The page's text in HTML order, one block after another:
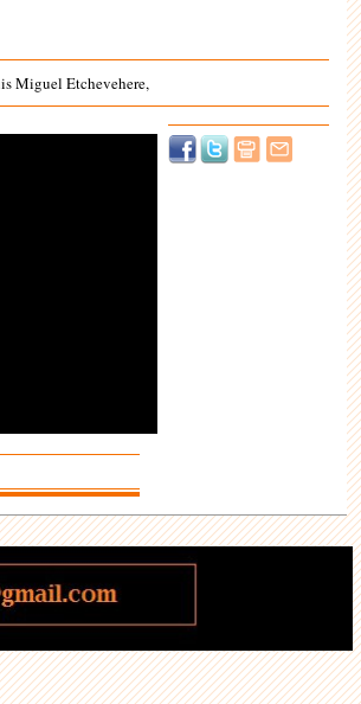
Miguel Etchevehere,
Carrera:
estabilizar
hay
el plan de
bien»